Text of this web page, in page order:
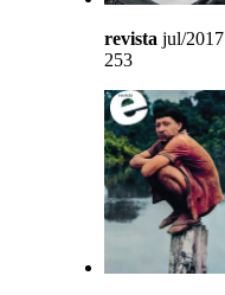
revista jul/2017
253